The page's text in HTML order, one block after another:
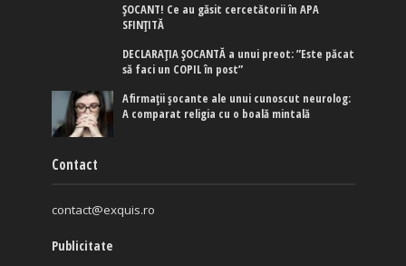
ȘOCANT! Ce au găsit cercetătorii în APA
SFINȚITĂ
DECLARAȚIA ȘOCANTĂ a unui preot: ”Este păcat
să faci un COPIL în post”
Afirmaţii şocante ale unui cunoscut neurolog:
A comparat religia cu o boală mintală
Contact
contact@exquis.ro
Publicitate